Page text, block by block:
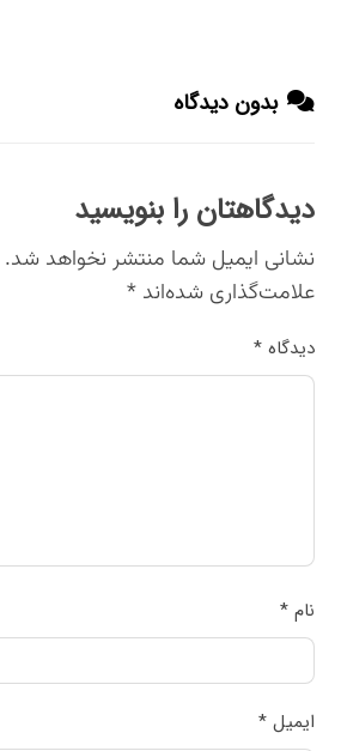
بدون دیدگاه
دیدگاهتان را بنویسید
نشانی ایمیل شما منتشر نخواهد شد.
علامت‌گذاری شده‌اند*
دیدگاه*
نام*
ایمیل*